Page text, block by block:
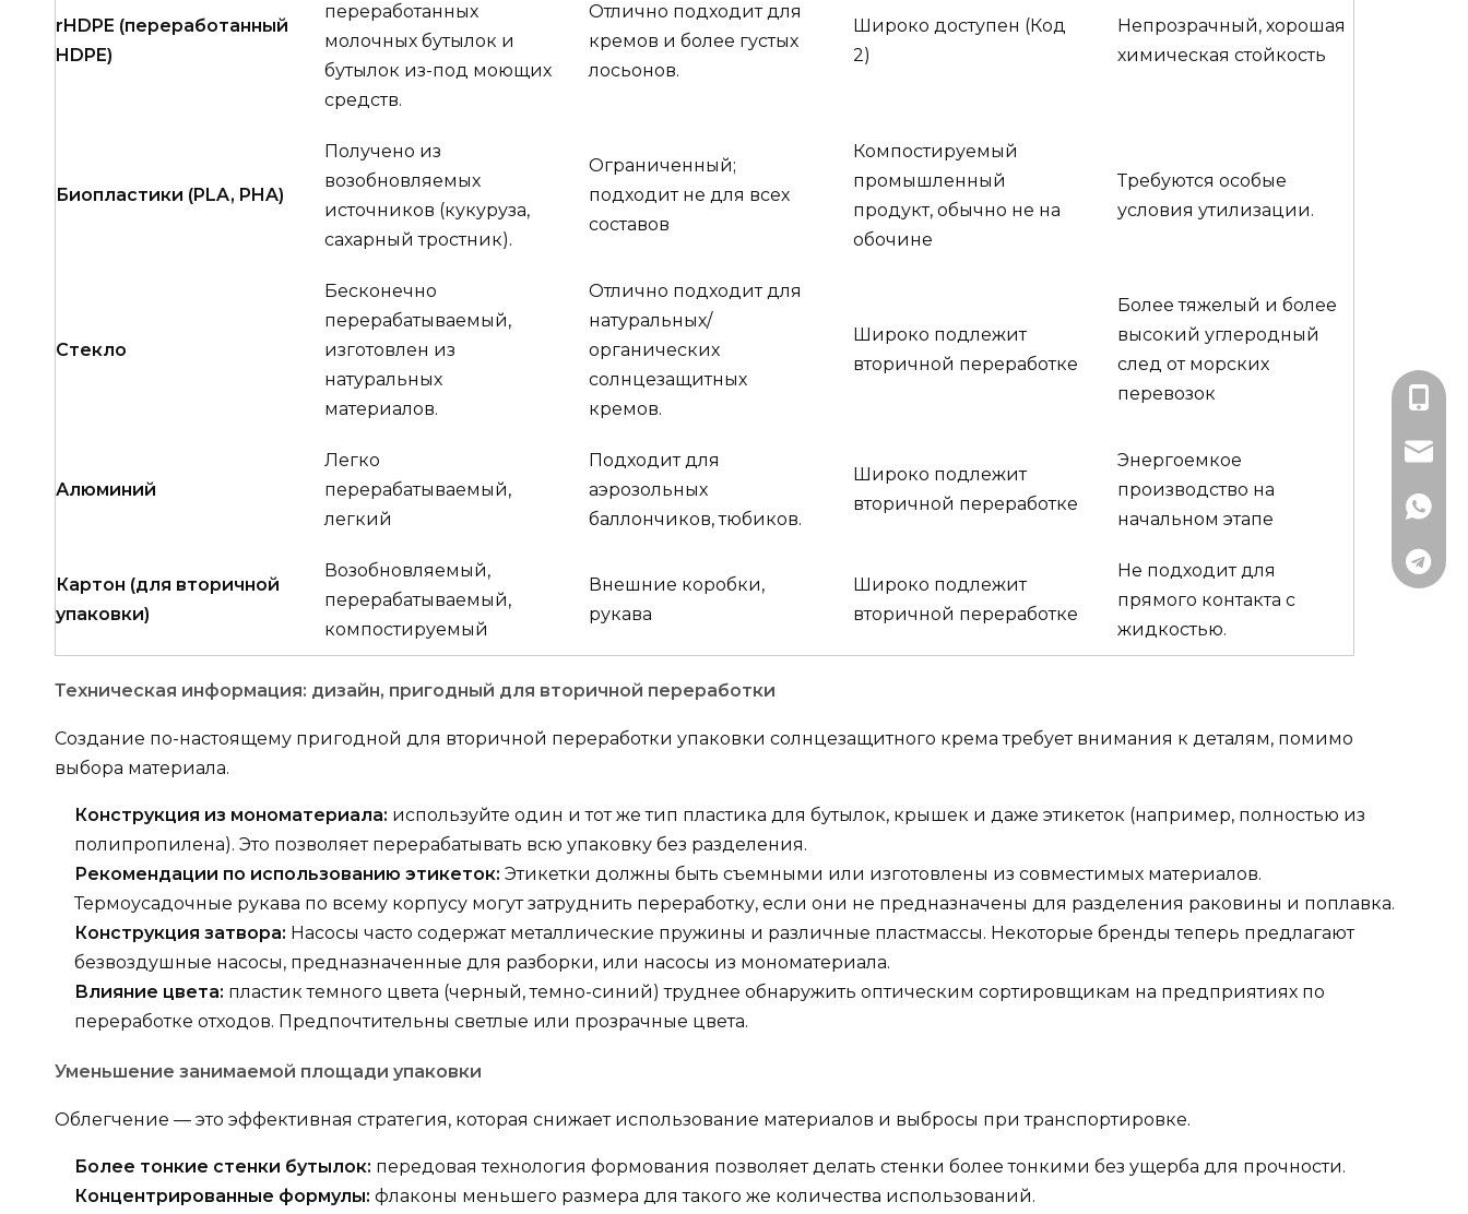
rHDPE (переработанный
HDPE)
переработанных
молочных бутылок и
бутылок из-под моющих
средств.
Отлично подходит для
кремов и более густых
лосьонов.
Широко доступен (Код
2)
Непрозрачный, хорошая
химическая стойкость
Биопластики (PLA, PHA)
Получено из
возобновляемых
источников (кукуруза,
сахарный тростник).
Ограниченный;
подходит не для всех
составов
Компостируемый
промышленный
продукт, обычно не на
обочине
Требуются особые
условия утилизации.
Стекло
Бесконечно
перерабатываемый,
изготовлен из
натуральных
материалов.
Отлично подходит для
натуральных/
органических
солнцезащитных
кремов.
Широко подлежит
вторичной переработке
Более тяжелый и более
высокий углеродный
след от морских
перевозок
Алюминий
Легко
перерабатываемый,
легкий
Подходит для
аэрозольных
баллончиков, тюбиков.
Широко подлежит
вторичной переработке
Энергоемкое
производство на
начальном этапе
Картон (для вторичной
упаковки)
Возобновляемый,
перерабатываемый,
компостируемый
Внешние коробки,
рукава
Широко подлежит
вторичной переработке
Не подходит для
прямого контакта с
жидкостью.
Техническая информация: дизайн, пригодный для вторичной переработки
Создание по-настоящему пригодной для вторичной переработки упаковки солнцезащитного крема требует внимания к деталям, помимо
выбора материала.
Конструкция из мономатериала: используйте один и тот же тип пластика для бутылок, крышек и даже этикеток (например, полностью из
полипропилена). Это позволяет перерабатывать всю упаковку без разделения.
Рекомендации по использованию этикеток: Этикетки должны быть съемными или изготовлены из совместимых материалов.
Термоусадочные рукава по всему корпусу могут затруднить переработку, если они не предназначены для разделения раковины и поплавка.
Конструкция затвора: Насосы часто содержат металлические пружины и различные пластмассы. Некоторые бренды теперь предлагают
безвоздушные насосы, предназначенные для разборки, или насосы из мономатериала.
Влияние цвета: пластик темного цвета (черный, темно-синий) труднее обнаружить оптическим сортировщикам на предприятиях по
переработке отходов. Предпочтительны светлые или прозрачные цвета.
Уменьшение занимаемой площади упаковки
Облегчение — это эффективная стратегия, которая снижает использование материалов и выбросы при транспортировке.
Более тонкие стенки бутылок: передовая технология формования позволяет делать стенки более тонкими без ущерба для прочности.
Концентрированные формулы: флаконы меньшего размера для такого же количества использований.
+86-